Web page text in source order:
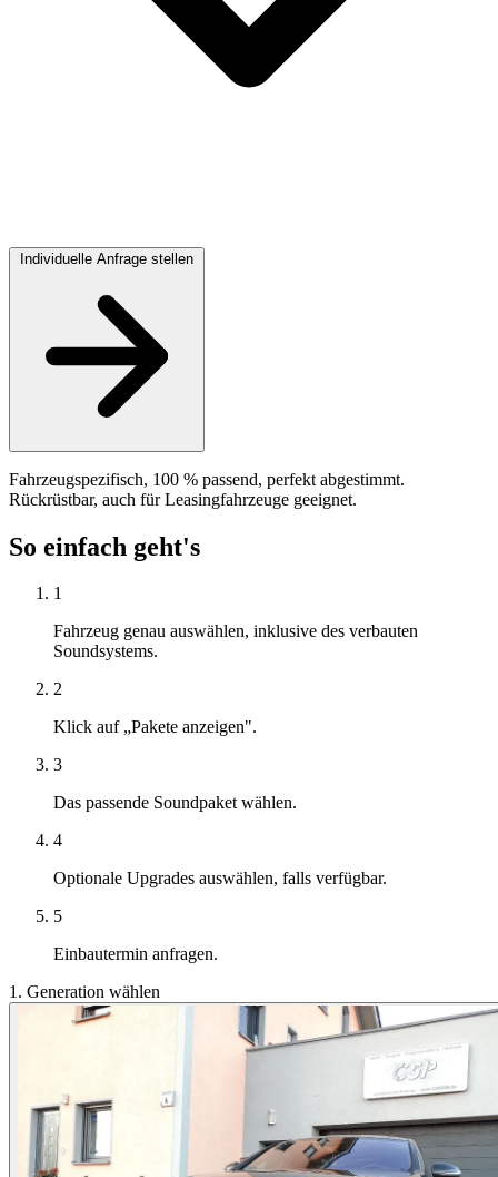
Individuelle Anfrage stellen
Fahrzeugspezifisch, 100 % passend, perfekt abgestimmt.
Rückrüstbar, auch für Leasingfahrzeuge geeignet.
So einfach geht's
1
Fahrzeug genau auswählen, inklusive des verbauten
Soundsystems.
2
Klick auf „Pakete anzeigen".
3
Das passende Soundpaket wählen.
4
Optionale Upgrades auswählen, falls verfügbar.
5
Einbautermin anfragen.
1. Generation wählen